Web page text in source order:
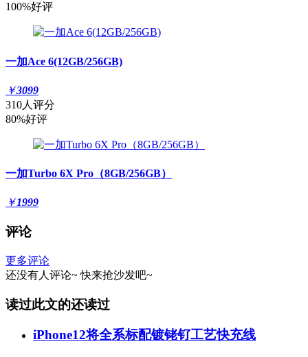
100%好评
一加Ace 6(12GB/256GB)
￥3099
310人评分
80%好评
一加Turbo 6X Pro（8GB/256GB）
￥1999
评论
更多评论
还没有人评论~ 快来抢沙发吧~
读过此文的还读过
iPhone12将全系标配镀铑钌工艺快充线